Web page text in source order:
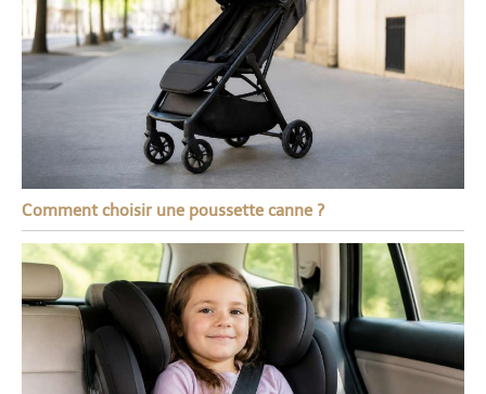
Comment choisir une poussette canne ?